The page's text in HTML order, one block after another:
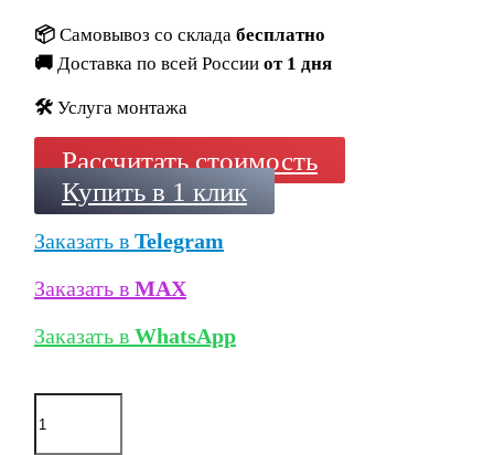
📦 Самовывоз со склада бесплатно
🚚 Доставка по всей России от 1 дня
🛠️ Услуга монтажа
Рассчитать стоимость
Купить в 1 клик
Заказать в Telegram
Заказать в MAX
Заказать в WhatsApp
Количество
товара